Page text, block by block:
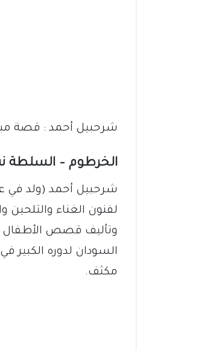
شرحبيل أحمد : قصة
الخرطوم – السلطة
لفنون الغناء
وتأليف قصص الأطفال
السودان لدوره الكبير
مكثف.